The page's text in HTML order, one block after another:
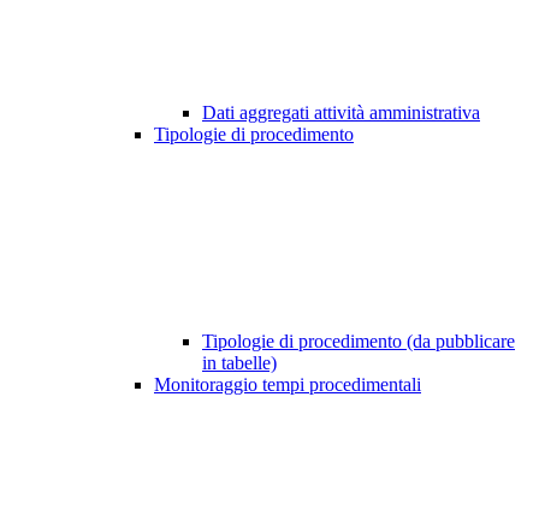
Dati aggregati attività amministrativa
Tipologie di procedimento
Tipologie di procedimento (da pubblicare
in tabelle)
Monitoraggio tempi procedimentali